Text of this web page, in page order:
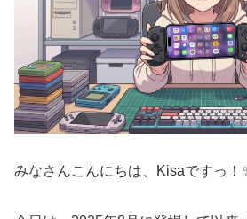
みなさんこんにちは、Kisaですっ！